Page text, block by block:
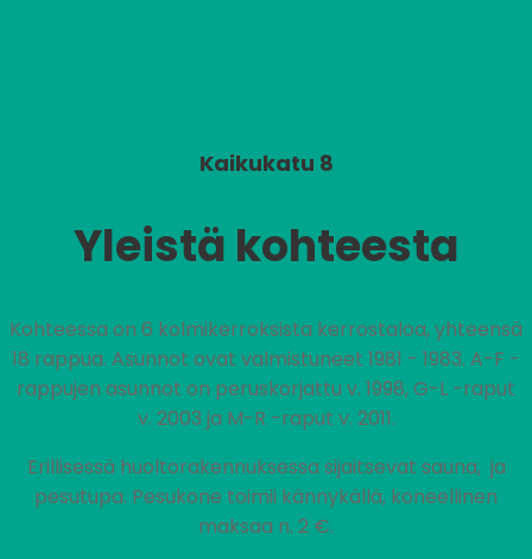
Kaikukatu 8
Yleistä kohteesta
Kohteessa on 6 kolmikerroksista kerrostaloa, yhteensä
18 rappua. Asunnot ovat valmistuneet 1981 - 1983. A-F -
rappujen asunnot on peruskorjattu v. 1998, G-L -raput
v. 2003 ja M-R -raput v. 2011.
Erillisessä huoltorakennuksessa sijaitsevat sauna, ja
pesutupa. Pesukone toimii kännykällä, koneellinen
maksaa n. 2 €.